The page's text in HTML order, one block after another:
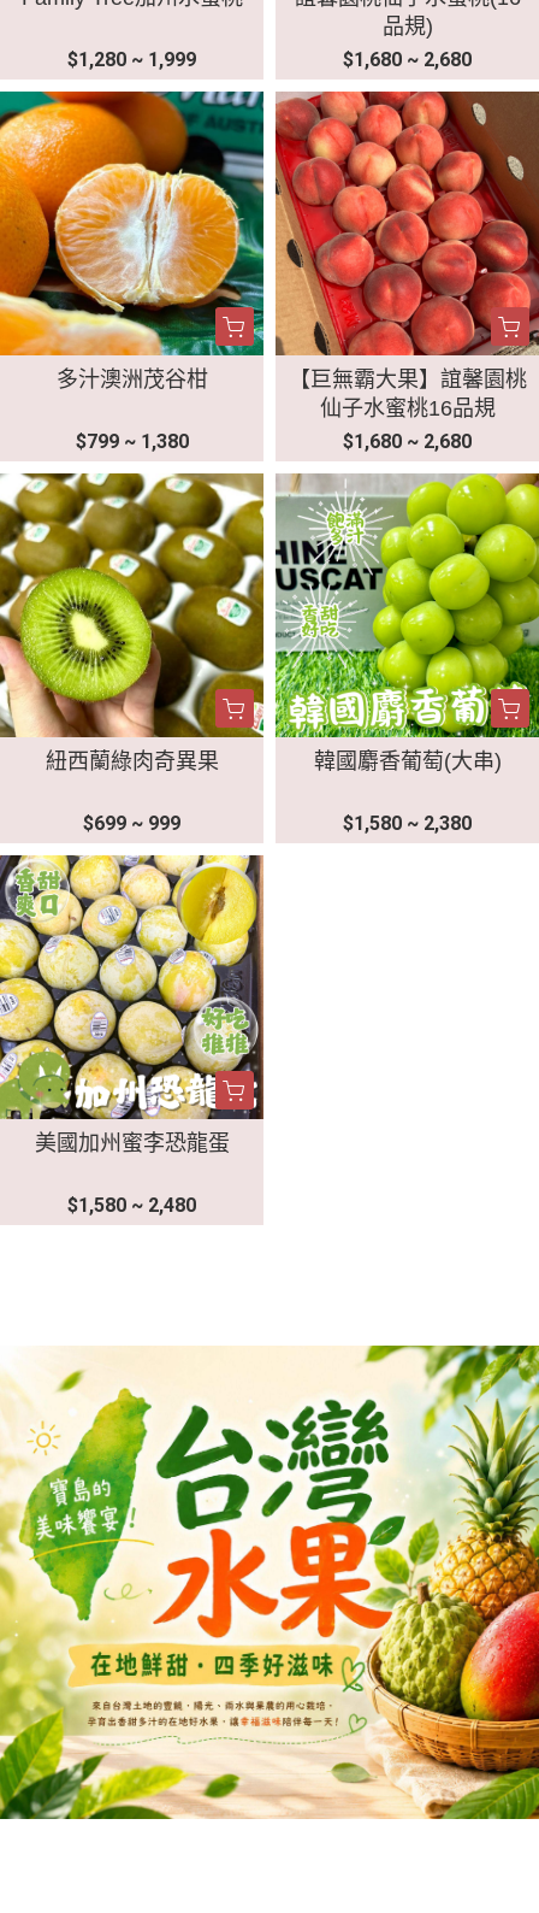
$1,280 ~ 1,999
品規)
$1,680 ~ 2,680
多汁澳洲茂谷柑
$799 ~ 1,380
【巨無霸大果】誼馨園桃
仙子水蜜桃16品規
$1,680 ~ 2,680
紐西蘭綠肉奇異果
$699 ~ 999
韓國麝香葡萄(大串)
$1,580 ~ 2,380
美國加州蜜李恐龍蛋
$1,580 ~ 2,480